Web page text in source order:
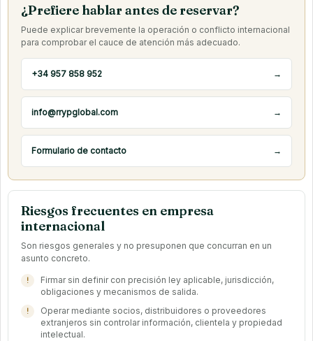
¿Prefiere hablar antes de reservar?
Puede explicar brevemente la operación o conflicto internacional
para comprobar el cauce de atención más adecuado.
+34 957 858 952 →
info@rrypglobal.com →
Formulario de contacto →
Riesgos frecuentes en empresa
internacional
Son riesgos generales y no presuponen que concurran en un
asunto concreto.
Firmar sin definir con precisión ley aplicable, jurisdicción,
obligaciones y mecanismos de salida.
Operar mediante socios, distribuidores o proveedores
extranjeros sin controlar información, clientela y propiedad
intelectual.